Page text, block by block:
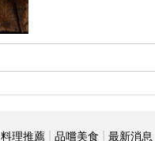
料理推薦 品嚐美食 最新消息